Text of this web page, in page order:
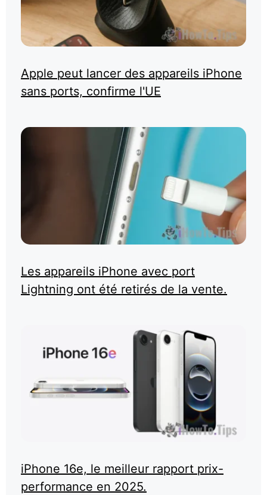
Apple peut lancer des appareils iPhone
sans ports, confirme l'UE
Les appareils iPhone avec port
Lightning ont été retirés de la vente.
iPhone 16e, le meilleur rapport prix-
performance en 2025.